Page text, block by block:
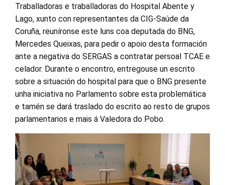
Traballadoras e traballadoras do Hospital Abente y
Lago, xunto con representantes da CIG-Saúde da
Coruña, reuníronse este luns coa deputada do BNG,
Mercedes Queixas, para pedir o apoio desta formación
ante a negativa do SERGAS a contratar persoal TCAE e
celador. Durante o encontro, entregouse un escrito
sobre a situación do hospital para que o BNG presente
unha iniciativa no Parlamento sobre esta problemática
e tamén se dará traslado do escrito ao resto de grupos
parlamentarios e mais á Valedora do Pobo.